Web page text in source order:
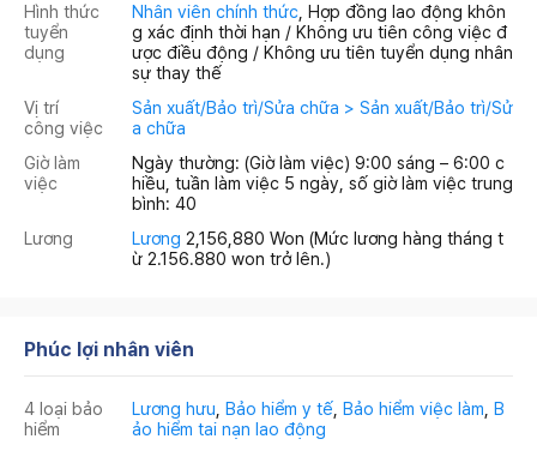
Hình thức
tuyển
dụng
Nhân viên chính thức , Hợp đồng lao động khôn
g xác định thời hạn / Không ưu tiên công việc đ
ược điều động / Không ưu tiên tuyển dụng nhân
sự thay thế
Vị trí
công việc
Sản xuất/Bảo trì/Sửa chữa > Sản xuất/Bảo trì/Sử
a chữa
Giờ làm
việc
Ngày thường: (Giờ làm việc) 9:00 sáng – 6:00 c
hiều, tuần làm việc 5 ngày, số giờ làm việc trung
bình: 40
Lương
Lương 2,156,880 Won (Mức lương hàng tháng t
ừ 2.156.880 won trở lên.)
Phúc lợi nhân viên
4 loại bảo
hiểm
Lương hưu Bảo hiểm y tế Bảo hiểm việc làm B
ảo hiểm tai nạn lao động